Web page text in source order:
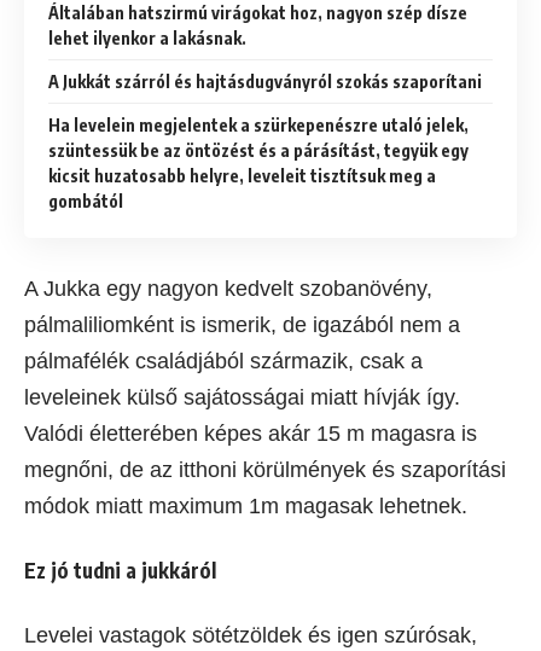
Általában hatszirmú virágokat hoz, nagyon szép dísze
lehet ilyenkor a lakásnak.
A Jukkát szárról és hajtásdugványról szokás szaporítani
Ha levelein megjelentek a szürkepenészre utaló jelek,
szüntessük be az öntözést és a párásítást, tegyük egy
kicsit huzatosabb helyre, leveleit tisztítsuk meg a
gombától
A Jukka egy nagyon kedvelt szobanövény,
pálmaliliomként is ismerik, de igazából nem a
pálmafélék családjából származik, csak a
leveleinek külső sajátosságai miatt hívják így.
Valódi életterében képes akár 15 m magasra is
megnőni, de az itthoni körülmények és szaporítási
módok miatt maximum 1m magasak lehetnek.
Ez jó tudni a jukkáról
Levelei vastagok sötétzöldek és igen szúrósak,